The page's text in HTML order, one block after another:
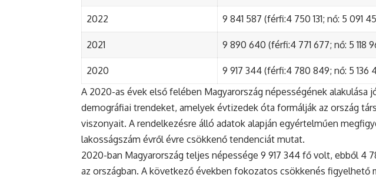
2022 9 841 587 (férfi:4 750 131; nő: 5 091
2021 9 890 640 (férfi:4 771 677; nő: 5 118
2020
9 917 344 (férfi:4 780 849; nő: 5 136
A 2020-as évek első felében Magyarország népességének alakulása
demográfiai trendeket, amelyek évtizedek óta formálják az ország
viszonyait. A rendelkezésre álló adatok alapján egyértelműen
lakosságszám évről évre csökkenő tendenciát mutat.
2020-ban Magyarország teljes népessége 9 917 344 fő volt, ebből 4
az országban. A következő években fokozatos csökkenés figyelhető